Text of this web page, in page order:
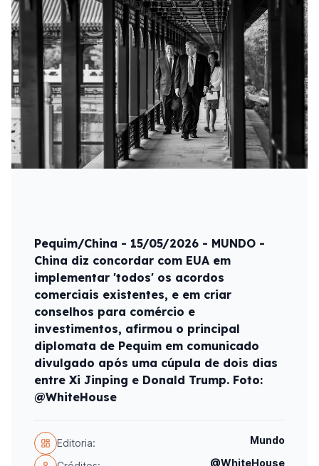
Pequim/China - 15/05/2026 - MUNDO -
China diz concordar com EUA em
implementar 'todos' os acordos
comerciais existentes, e em criar
conselhos para comércio e
investimentos, afirmou o principal
diplomata de Pequim em comunicado
divulgado após uma cúpula de dois dias
entre Xi Jinping e Donald Trump. Foto:
@WhiteHouse
Editoria: Mundo
@WhiteHouse